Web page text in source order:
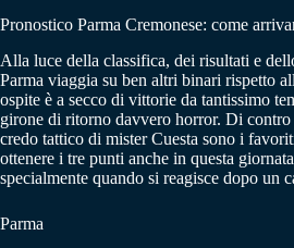
Pronostico Parma Cremonese: come
Alla luce della classifica, dei risultati e
Parma viaggia su ben altri binari rispetto
ospite è a secco di vittorie da tantissimo
girone di ritorno davvero horror. Di
credo tattico di mister Cuesta sono i
ottenere i tre punti anche in questa
specialmente quando si reagisce dopo un
Parma